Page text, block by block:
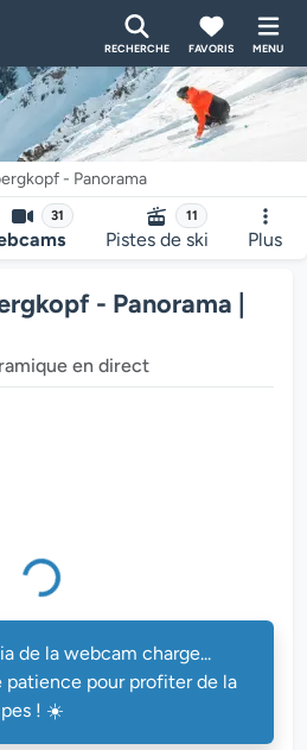
RECHERCHE FAVORIS MENU
- Panorama
31 11
Pistes de ski Plus
- Panorama |
en direct
webcam charge...
de la webcam charge...
patience pour profiter de la
! ☀️